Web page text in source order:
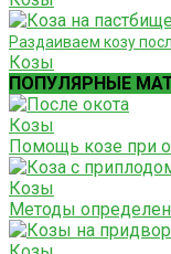
Раздаиваем козу
Козы
ПОПУЛЯРНЫЕ
Козы
Помощь козе при
Козы
Методы